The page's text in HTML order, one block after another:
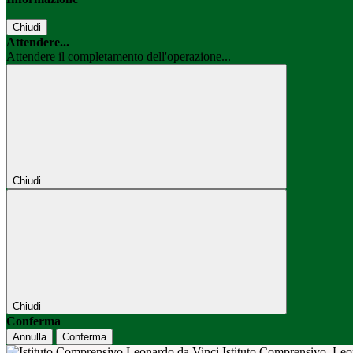
Chiudi
Attendere...
Attendere il completamento dell'operazione...
Chiudi
Chiudi
Conferma
Annulla Conferma